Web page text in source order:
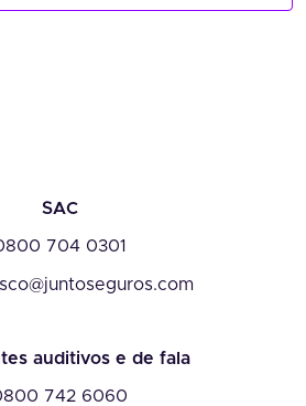
SAC
704 0301
auditivos e de fala
742 6060